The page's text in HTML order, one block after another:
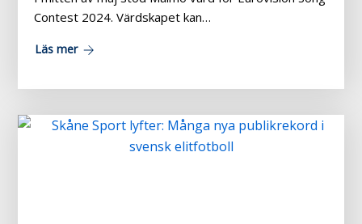
Contest 2024. Värdskapet kan…
Läs mer